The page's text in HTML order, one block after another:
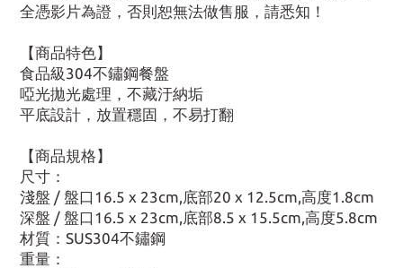
全憑影片為證，否則恕無法做售服，請悉知！
【商品特色】
食品級304不鏽鋼餐盤
啞光拋光處理，不藏汙納垢
平底設計，放置穩固，不易打翻
【商品規格】
尺寸：
淺盤 / 盤口16.5 x 23cm,底部20 x 12.5cm,高度1.8cm
深盤 / 盤口16.5 x 23cm,底部8.5 x 15.5cm,高度5.8cm
材質：SUS304不鏽鋼
重量：